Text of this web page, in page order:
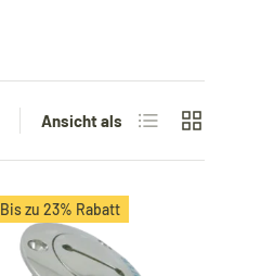
Ansicht als Produktliste
Bis zu 23% Rabatt